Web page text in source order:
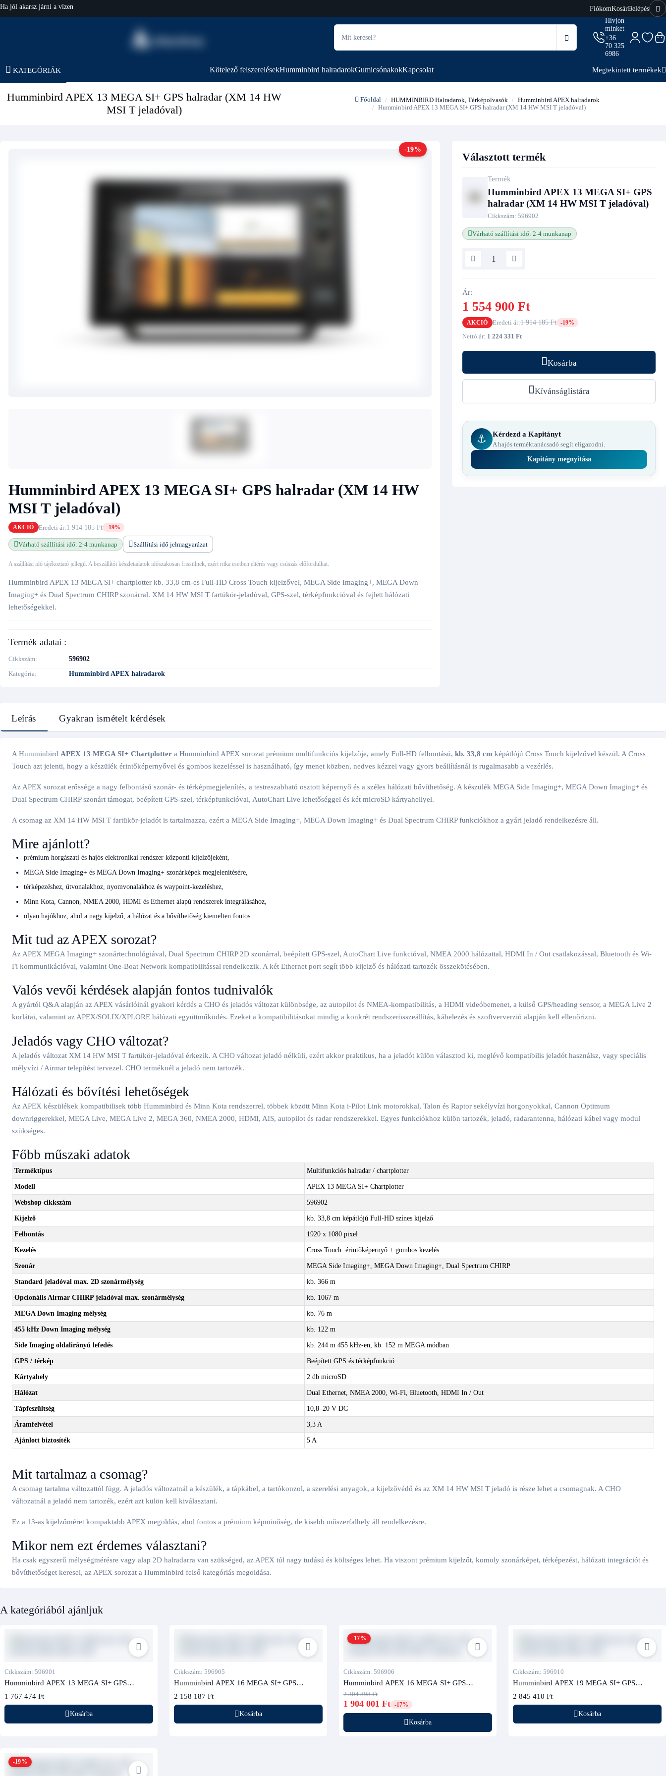
hajo-felszereles.hu
FiókomKosárBelépés
Hívjon
minket
+36
70 325
6986
KATEGÓRIÁK Kötelező felszerelésekHumminbird halradarokGumicsónakokKapcsolat Megtekintett termékek
Humminbird APEX 13 MEGA SI+ GPS halradar (XM 14 HW
MSI T jeladóval)
Főoldal HUMMINBIRD Halradarok, Térképolvasók
Humminbird APEX halradarok
Humminbird APEX 13 MEGA SI+ GPS halradar (XM 14 HW MSI T jeladóval)
-19%
Humminbird APEX 13 MEGA SI+ GPS halradar (XM 14 HW
MSI T jeladóval)
AKCIÓ Eredeti ár:1 914 185 Ft -19%
Várható szállítási idő: 2-4 munkanap Szállítási idő jelmagyarázat
A szállítási idő tájékoztató jellegű. A beszállítói készletadatok időszakosan frissülnek, ezért ritka esetben eltérés vagy csúszás előfordulhat.
Humminbird APEX 13 MEGA SI+ chartplotter kb. 33,8 cm-es Full-HD Cross Touch kijelzővel, MEGA Side Imaging+, MEGA Down
Imaging+ és Dual Spectrum CHIRP szonárral. XM 14 HW MSI T fartükör-jeladóval, GPS-szel, térképfunkcióval és fejlett hálózati
lehetőségekkel.
Termék adatai :
Cikkszám
596902
Kategória
Humminbird APEX halradarok
Választott termék
Termék
Humminbird APEX 13 MEGA SI+ GPS
halradar (XM 14 HW MSI T jeladóval)
Cikkszám: 596902
Várható szállítási idő: 2-4 munkanap
Ár:
1 554 900 Ft
AKCIÓ Eredeti ár:1 914 185 Ft -19%
Nettó ár: 1 224 331 Ft
Kosárba
Kívánságlistára
⚓ Kérdezd a Kapitányt
A hajós terméktanácsadó segít eligazodni.
Kapitány megnyitása
Leírás Gyakran ismételt kérdések
A Humminbird APEX 13 MEGA SI+ Chartplottera Humminbird APEX sorozat prémium multifunkciós kijelzője, amely Full-HD felbontású, kb. 33,8 cm képátlójú Cross Touch kijelzővel készül. A Cross
Touch azt jelenti, hogy a készülék érintőképernyővel és gombos kezeléssel is használható, így menet közben, nedves kézzel vagy gyors beállításnál is rugalmasabb a vezérlés.
Az APEX sorozat erőssége a nagy felbontású szonár- és térképmegjelenítés, a testreszabható osztott képernyő és a széles hálózati bővíthetőség. A készülék MEGA Side Imaging+, MEGA Down Imaging+ és
Dual Spectrum CHIRP szonárt támogat, beépített GPS-szel, térképfunkcióval, AutoChart Live lehetőséggel és két microSD kártyahellyel.
A csomag az XM 14 HW MSI T fartükör-jeladót is tartalmazza, ezért a MEGA Side Imaging+, MEGA Down Imaging+ és Dual Spectrum CHIRP funkciókhoz a gyári jeladó rendelkezésre áll.
Mire ajánlott?
prémium horgászati és hajós elektronikai rendszer központi kijelzőjeként,
MEGA Side Imaging+ és MEGA Down Imaging+ szonárképek megjelenítésére,
térképezéshez, útvonalakhoz, nyomvonalakhoz és waypoint-kezeléshez,
Minn Kota, Cannon, NMEA 2000, HDMI és Ethernet alapú rendszerek integrálásához,
olyan hajókhoz, ahol a nagy kijelző, a hálózat és a bővíthetőség kiemelten fontos.
Mit tud az APEX sorozat?
Az APEX MEGA Imaging+ szonártechnológiával, Dual Spectrum CHIRP 2D szonárral, beépített GPS-szel, AutoChart Live funkcióval, NMEA 2000 hálózattal, HDMI In / Out csatlakozással, Bluetooth és Wi-
Fi kommunikációval, valamint One-Boat Network kompatibilitással rendelkezik. A két Ethernet port segít több kijelző és hálózati tartozék összekötésében.
Valós vevői kérdések alapján fontos tudnivalók
A gyártói Q&A alapján az APEX vásárlóinál gyakori kérdés a CHO és jeladós változat különbsége, az autopilot és NMEA-kompatibilitás, a HDMI videóbemenet, a külső GPS/heading sensor, a MEGA Live 2
korlátai, valamint az APEX/SOLIX/XPLORE hálózati együttműködés. Ezeket a kompatibilitásokat mindig a konkrét rendszerösszeállítás, kábelezés és szoftververzió alapján kell ellenőrizni.
Jeladós vagy CHO változat?
A jeladós változat XM 14 HW MSI T fartükör-jeladóval érkezik. A CHO változat jeladó nélküli, ezért akkor praktikus, ha a jeladót külön választod ki, meglévő kompatibilis jeladót használsz, vagy speciális
mélyvízi / Airmar telepítést tervezel. CHO terméknél a jeladó nem tartozék.
Hálózati és bővítési lehetőségek
Az APEX készülékek kompatibilisek több Humminbird és Minn Kota rendszerrel, többek között Minn Kota i-Pilot Link motorokkal, Talon és Raptor sekélyvízi horgonyokkal, Cannon Optimum
downriggerekkel, MEGA Live, MEGA Live 2, MEGA 360, NMEA 2000, HDMI, AIS, autopilot és radar rendszerekkel. Egyes funkciókhoz külön tartozék, jeladó, radarantenna, hálózati kábel vagy modul
szükséges.
Főbb műszaki adatok
Terméktípus Multifunkciós halradar / chartplotter
Modell APEX 13 MEGA SI+ Chartplotter
Webshop cikkszám 596902
Kijelző kb. 33,8 cm képátlójú Full-HD színes kijelző
Felbontás 1920 x 1080 pixel
Kezelés Cross Touch: érintőképernyő + gombos kezelés
Szonár MEGA Side Imaging+, MEGA Down Imaging+, Dual Spectrum CHIRP
Standard jeladóval max. 2D szonármélység kb. 366 m
Opcionális Airmar CHIRP jeladóval max. szonármélység kb. 1067 m
MEGA Down Imaging mélység kb. 76 m
455 kHz Down Imaging mélység kb. 122 m
Side Imaging oldalirányú lefedés kb. 244 m 455 kHz-en, kb. 152 m MEGA módban
GPS / térkép Beépített GPS és térképfunkció
Kártyahely 2 db microSD
Hálózat Dual Ethernet, NMEA 2000, Wi-Fi, Bluetooth, HDMI In / Out
Tápfeszültség 10,8–20 V DC
Áramfelvétel 3,3 A
Ajánlott biztosíték 5 A
Mit tartalmaz a csomag?
A csomag tartalma változattól függ. A jeladós változatnál a készülék, a tápkábel, a tartókonzol, a szerelési anyagok, a kijelzővédő és az XM 14 HW MSI T jeladó is része lehet a csomagnak. A CHO
változatnál a jeladó nem tartozék, ezért azt külön kell kiválasztani.
Ez a 13-as kijelzőméret kompaktabb APEX megoldás, ahol fontos a prémium képminőség, de kisebb műszerfalhely áll rendelkezésre.
Mikor nem ezt érdemes választani?
Ha csak egyszerű mélységmérésre vagy alap 2D halradarra van szükséged, az APEX túl nagy tudású és költséges lehet. Ha viszont prémium kijelzőt, komoly szonárképet, térképezést, hálózati integrációt és
bővíthetőséget keresel, az APEX sorozat a Humminbird felső kategóriás megoldása.
A kategóriából ajánljuk
Cikkszám: 596901
Humminbird APEX 13 MEGA SI+ GPS
1 767 474 Ft
Kosárba
Cikkszám: 596905
Humminbird APEX 16 MEGA SI+ GPS
2 158 187 Ft
Kosárba
-17%
Cikkszám: 596906
Humminbird APEX 16 MEGA SI+ GPS
halradar (XM 14 HW MSI T jeladóval)
2 304 898 Ft
1 904 001 Ft -17%
Kosárba
Cikkszám: 596910
Humminbird APEX 19 MEGA SI+ GPS
2 845 410 Ft
Kosárba
-19%